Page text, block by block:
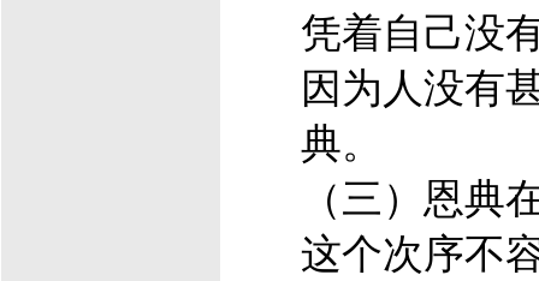
凭着自己没
因为人没有
典。
（三）恩典
这个次序不